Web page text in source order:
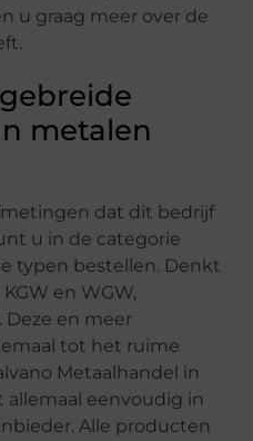
u graag meer over de
metalen
dat dit bedrijf
u in de categorie
typen bestellen. Denkt
en WGW,
en meer
tot het ruime
Metaalhandel in
eenvoudig in
Alle producten